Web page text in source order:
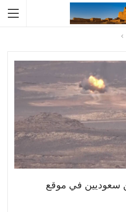
سعوديين في موقع